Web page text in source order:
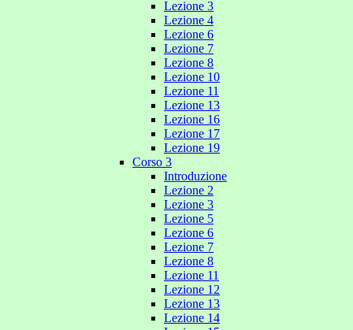
Lezione 3
Lezione 4
Lezione 6
Lezione 7
Lezione 8
Lezione 10
Lezione 11
Lezione 13
Lezione 16
Lezione 17
Lezione 19
Corso 3
Introduzione
Lezione 2
Lezione 3
Lezione 5
Lezione 6
Lezione 7
Lezione 8
Lezione 11
Lezione 12
Lezione 13
Lezione 14